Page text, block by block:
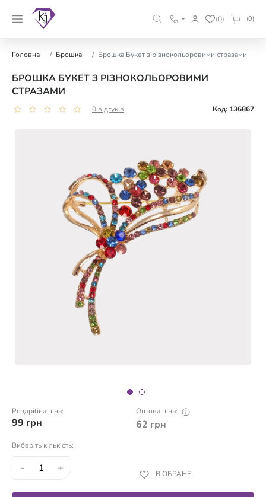
(0) (0)
Головна Брошка Брошка Букет з різнокольоровими стразами
БРОШКА БУКЕТ З РІЗНОКОЛЬОРОВИМИ
СТРАЗАМИ
0 відгуків Код: 136867
Роздрібна ціна:
99 грн
Оптова ціна:
62 грн
Виберіть кількість:
- + В ОБРАНЕ